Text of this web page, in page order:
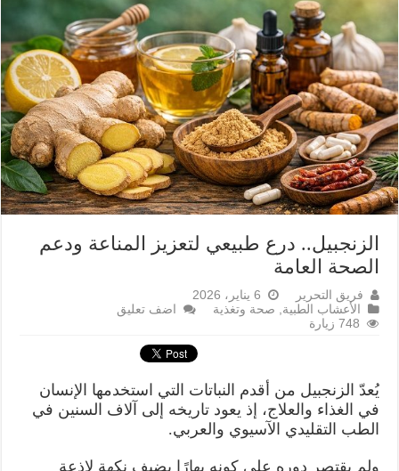
الزنجبيل.. درع طبيعي لتعزيز المناعة ودعم
الصحة العامة
فريق التحرير
6 يناير، 2026
الأعشاب الطبية, صحة وتغذية
اضف تعليق
748 زيارة
يُعدّ الزنجبيل من أقدم النباتات التي استخدمها الإنسان
في الغذاء والعلاج، إذ يعود تاريخه إلى آلاف السنين في
الطب التقليدي الآسيوي والعربي.
ولم يقتصر دوره على كونه بهارًا يضيف نكهة لاذعة